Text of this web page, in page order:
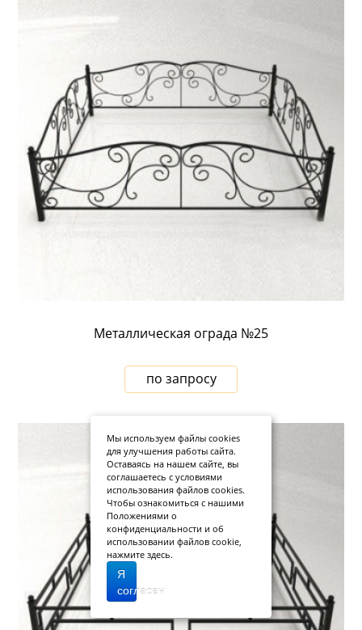
Металлическая ограда №25
по запросу
Мы используем файлы cookies
для улучшения работы сайта.
Оставаясь на нашем сайте, вы
соглашаетесь с условиями
использования файлов cookies.
Чтобы ознакомиться с нашими
Положениями о
конфиденциальности и об
использовании файлов cookie,
нажмите здесь.
Я
согласен